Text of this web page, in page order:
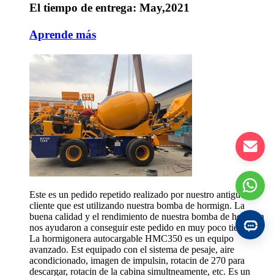
El tiempo de entrega: May,2021
Aprende más
Este es un pedido repetido realizado por nuestro antiguo
cliente que est utilizando nuestra bomba de hormign. La
buena calidad y el rendimiento de nuestra bomba de hormign
nos ayudaron a conseguir este pedido en muy poco tiempo.
La hormigonera autocargable HMC350 es un equipo
avanzado. Est equipado con el sistema de pesaje, aire
acondicionado, imagen de impulsin, rotacin de 270 para
descargar, rotacin de la cabina simultneamente, etc. Es un